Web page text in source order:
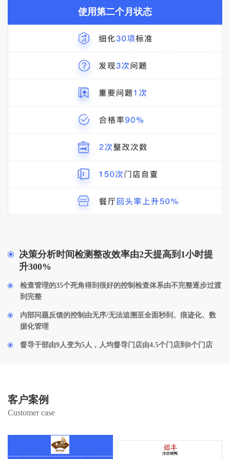
使用第二个月状态
决策分析时间检测整改效率由2天提高到1小时提
升300%
检查管理的35个死角得到很好的控制检查体系由不完整逐步过渡
到完整
内部问题反馈的控制由无序/无法追溯至全面秒到、痕迹化、数
据化管理
督导干部由9人变为5人，人均督导门店由4.5个门店到8个门店
客户案例
Customer case